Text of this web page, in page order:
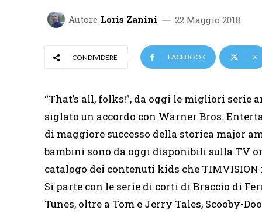
Autore Loris Zanini 22 Maggio 2018
CONDIVIDERE FACEBOOK X
​​“That’s all, folks!”, da oggi le migliori serie
siglato un accordo con Warner Bros.
di maggiore successo della storica major
bambini sono da oggi disponibili sulla TV
catalogo dei contenuti kids che
Si parte con le serie di corti di Braccio di
Tunes, oltre a Tom e Jerry Tales, Scooby-